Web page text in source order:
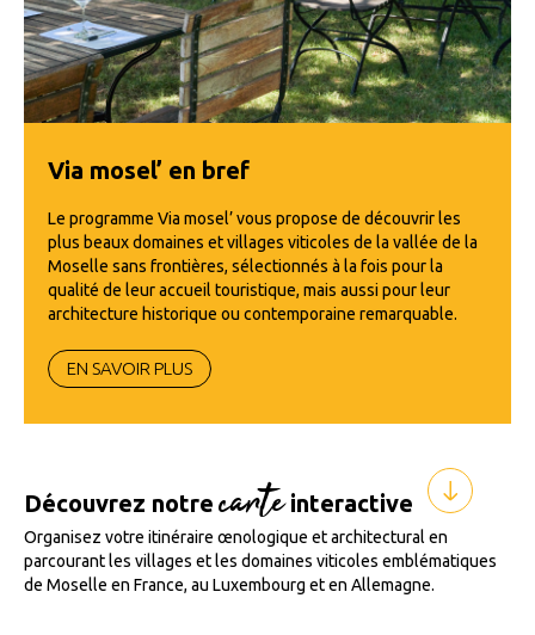
Via mosel’ en bref
Le programme Via mosel’ vous propose de découvrir les
plus beaux domaines et villages viticoles de la vallée de la
Moselle sans frontières, sélectionnés à la fois pour la
qualité de leur accueil touristique, mais aussi pour leur
architecture historique ou contemporaine remarquable.
EN SAVOIR PLUS
Découvrez notrecarteinteractive
Organisez votre itinéraire œnologique et architectural en
parcourant les villages et les domaines viticoles emblématiques
de Moselle en France, au Luxembourg et en Allemagne.